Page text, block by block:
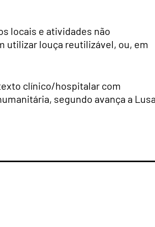
locais e atividades não
utilizar louça reutilizável, ou, em
clínico/hospitalar com
segundo avança a